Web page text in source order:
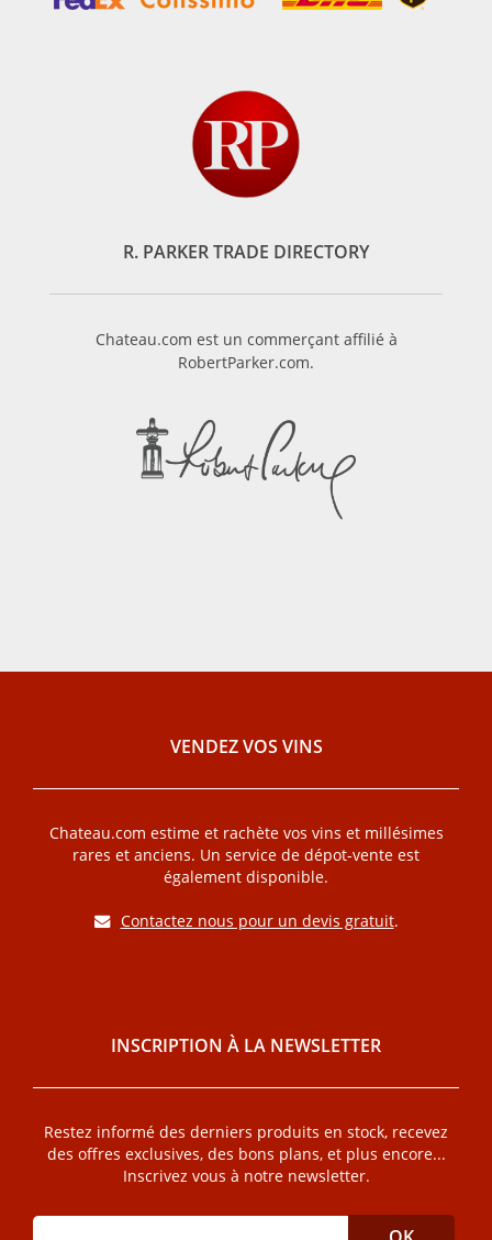
R. PARKER TRADE DIRECTORY
Chateau.com est un commerçant affilié à
RobertParker.com.
VENDEZ VOS VINS
Chateau.com estime et rachète vos vins et millésimes
rares et anciens. Un service de dépot-vente est
également disponible.
Contactez nous pour un devis gratuit.
INSCRIPTION À LA NEWSLETTER
Restez informé des derniers produits en stock, recevez
des offres exclusives, des bons plans, et plus encore...
Inscrivez vous à notre newsletter.